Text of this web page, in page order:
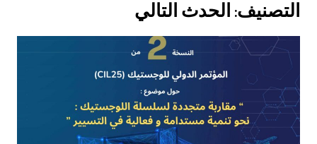
التصنيف: الحدث التالي